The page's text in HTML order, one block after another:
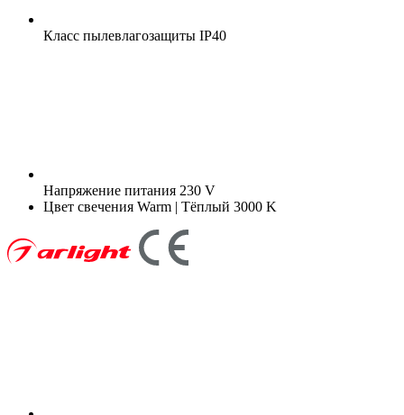
Класс пылевлагозащиты IP40
Напряжение питания 230 V
Цвет свечения Warm | Тёплый 3000 K